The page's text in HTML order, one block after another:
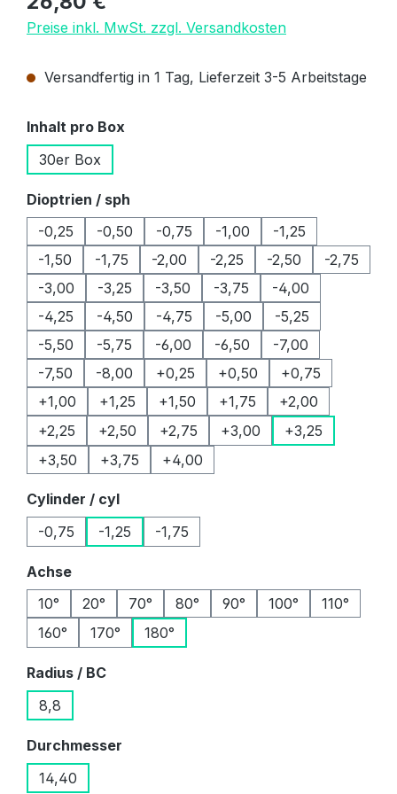
Preise inkl. MwSt. zzgl. Versandkosten
Versandfertig in 1 Tag, Lieferzeit 3-5 Arbeitstage
Inhalt pro Box
30er Box
Dioptrien / sph
-0,25
-0,50 -0,75 -1,00
-1,25
-1,50
-1,75 -2,00 -2,25 -2,50
-2,75
-3,00
-3,25 -3,50 -3,75
-4,00
-4,25
-4,50 -4,75 -5,00
-5,25
-5,50
-5,75 -6,00 -6,50
-7,00
-7,50
-8,00 +0,25 +0,50
+0,75
+1,00
+1,25 +1,50 +1,75
+2,00
+2,25
+2,50 +2,75 +3,00
+3,25
+3,50
+3,75 +4,00
Cylinder / cylauswählen
-0,75
-1,25 -1,75
Achseauswählen
10°
20° 70° 80° 90° 100°
110°
160°
170° 180°
Radius / BCauswählen
8,8
Durchmesser
14,40